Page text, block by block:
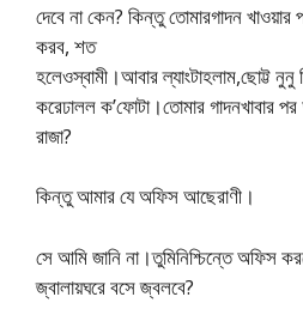
দেবে না কেন? কিন্তু তোমারগাদন
করব, শত
হলেওস্বামী।আবার ল্যাংটাহলাম,ছোট্ট
করেঢালল ক’ফোটা।তোমার গাদনখাবার
রাজা?
কিন্তু আমার যে অফিস আছেরাণী।
সে আমি জানি না।তুমিনিশ্চিন্তে অফিস
জ্বালায়ঘরে বসে জ্বলবে?